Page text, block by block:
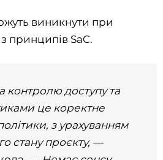
виникнути при
принципів SaC.
контролю доступу та
це коректне
з урахуванням
стану проєкту, —